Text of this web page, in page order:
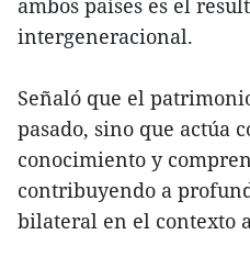
ambos países es el
intergeneracional.
Señaló que el
pasado, sino que actúa
conocimiento y
contribuyendo a
bilateral en el contexto